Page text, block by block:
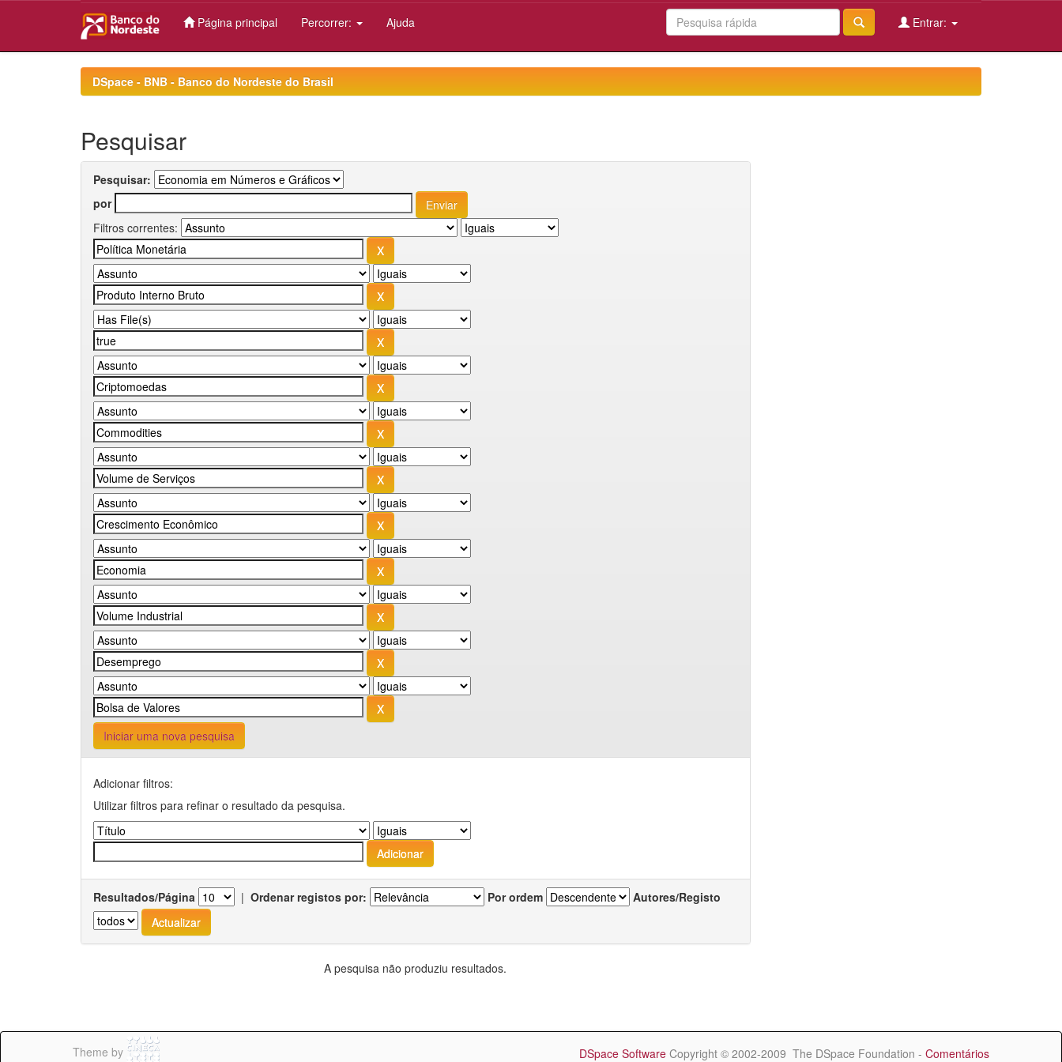
Página principal Percorrer: Ajuda Entrar:
DSpace - BNB - Banco do Nordeste do Brasil
Pesquisar
Pesquisar:
por
Filtros correntes:
Iniciar uma nova pesquisa
Adicionar filtros:
Utilizar filtros para refinar o resultado da pesquisa.
Resultados/Página | Ordenar registos por: Por ordem Autores/Registo
A pesquisa não produziu resultados.
Theme by DSpace Software Copyright © 2002-2009 The DSpace Foundation - Comentários